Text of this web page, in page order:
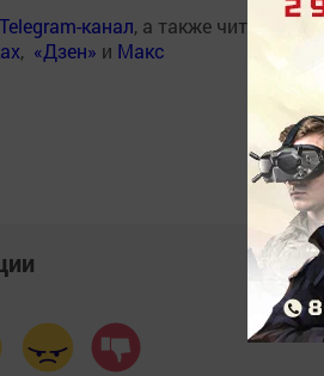
Telegram-канал, а также читайте нас
, «Дзен» и Макс